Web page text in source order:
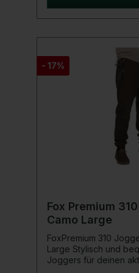
Lieferumfang 1x Prologic Combat Shorts L
- 17%
Fox Premium
Camo Large
FoxPremium 310
Large Stylisch und
Joggers für deinen